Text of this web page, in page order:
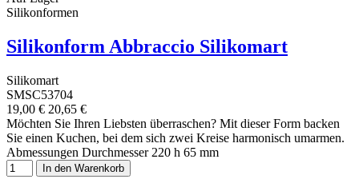
Silikonformen
Silikonform Abbraccio Silikomart
Silikomart
SMSC53704
19,00 € 20,65 €
Möchten Sie Ihren Liebsten überraschen? Mit dieser Form backen
Sie einen Kuchen, bei dem sich zwei Kreise harmonisch umarmen.
Abmessungen Durchmesser 220 h 65 mm
In den Warenkorb